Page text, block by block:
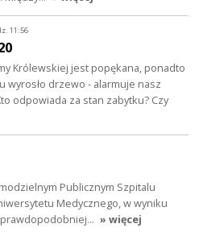
11:56
Królewskiej jest popękana, ponadto
wyrosło drzewo - alarmuje nasz
odpowiada za stan zabytku? Czy
Publicznym Szpitalu
Medycznego, w wyniku
» więcej